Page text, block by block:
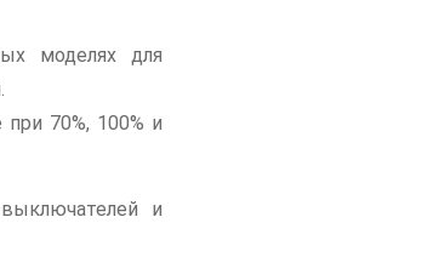
моделях для
70%, 100% и
и